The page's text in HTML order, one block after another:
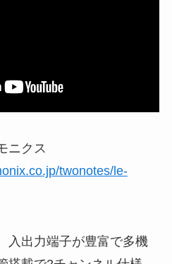
ニクス
twonotes/le-
入出力端子が豊富で多機